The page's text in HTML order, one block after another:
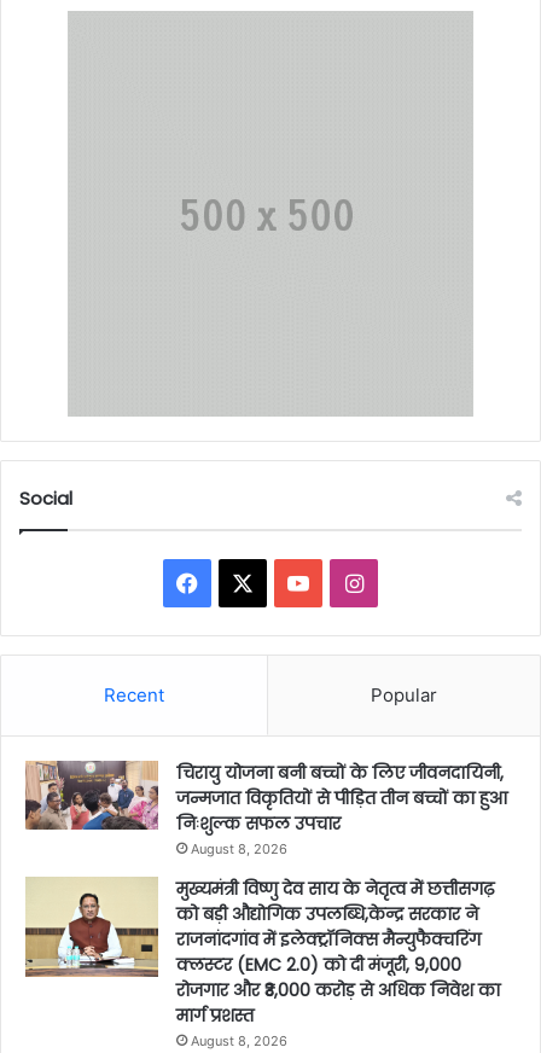
Social
Facebook YouTubeInstagram
Recent Popular
चिरायु योजना बनी बच्चों के लिए जीवनदायिनी,
जन्मजात विकृतियों से पीड़ित तीन बच्चों का हुआ
निःशुल्क सफल उपचार
August 8, 2026
मुख्यमंत्री विष्णु देव साय के नेतृत्व में छत्तीसगढ़
को बड़ी औद्योगिक उपलब्धि,केन्द्र सरकार ने
राजनांदगांव में इलेक्ट्रॉनिक्स मैन्युफैक्चरिंग
क्लस्टर (EMC 2.0) को दी मंजूरी, 9,000
रोजगार और ₹3,000 करोड़ से अधिक निवेश का
मार्ग प्रशस्त
August 8, 2026